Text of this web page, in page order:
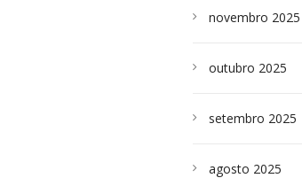
novembro 2025
outubro 2025
setembro 2025
agosto 2025